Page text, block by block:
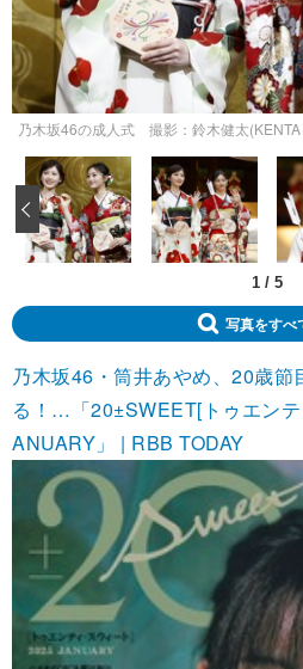
乃木坂46の成人式 撮影：鈴木健太(KENTA
1 / 5
‹
写真をすべ
乃木坂46・筒井あやめ、20歳節
る！…「20±SWEET[トゥエン
ANUARY」 | RBB TODAY